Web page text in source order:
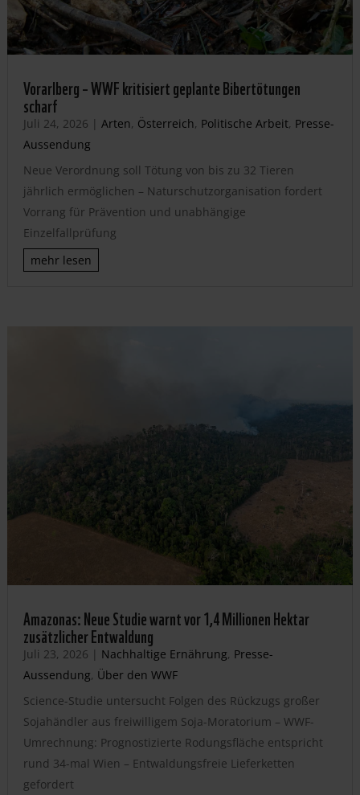
Vorarlberg – WWF kritisiert geplante Bibertötungen
scharf
Juli 24, 2026 | Arten, Österreich, Politische Arbeit, Presse-
Aussendung
Neue Verordnung soll Tötung von bis zu 32 Tieren
jährlich ermöglichen – Naturschutzorganisation fordert
Vorrang für Prävention und unabhängige
Einzelfallprüfung
mehr lesen
Amazonas: Neue Studie warnt vor 1,4 Millionen Hektar
zusätzlicher Entwaldung
Juli 23, 2026 | Nachhaltige Ernährung, Presse-
Aussendung, Über den WWF
Science-Studie untersucht Folgen des Rückzugs großer
Sojahändler aus freiwilligem Soja-Moratorium – WWF-
Umrechnung: Prognostizierte Rodungsfläche entspricht
rund 34-mal Wien – Entwaldungsfreie Lieferketten
gefordert